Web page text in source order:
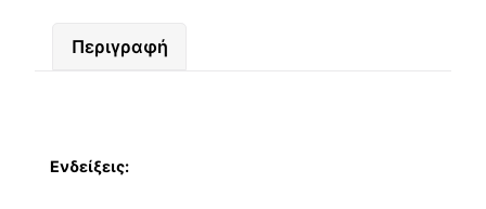
Περιγραφή
Ενδείξεις: